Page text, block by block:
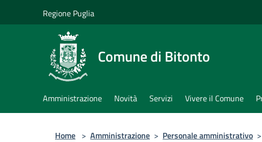
Regione Puglia
Comune di Bitonto
Amministrazione Novità Servizi Vivere il Comune
Home > Amministrazione > Personale amministrativo >